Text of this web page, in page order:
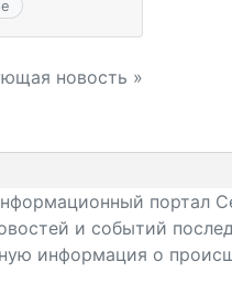
новость »
портал
и событий
информация о